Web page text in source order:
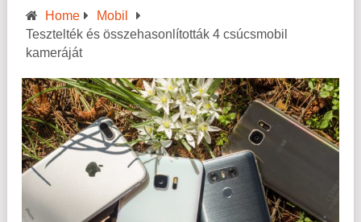
Home
Mobil
Tesztelték és összehasonlították 4 csúcsmobil
kameráját